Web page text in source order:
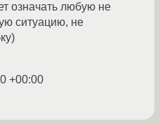
означать любую не
ситуацию, не
+00:00